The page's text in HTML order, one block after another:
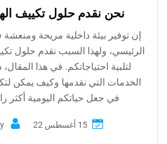
نحن نقدم حلول تكييف
إن توفير بيئة داخلية مريحة
الرئيسي، ولهذا السبب نقدم حلول
لتلبية احتياجاتكم. في هذا
الخدمات التي نقدمها وكيف يمكن
في جعل حياتكم اليومية أكثر
15 أغسطس 22